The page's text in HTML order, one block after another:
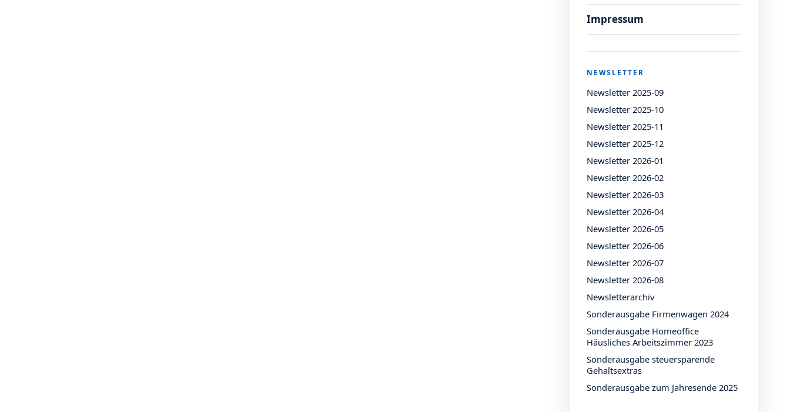
Impressum
NEWSLETTER
Newsletter 2025-09
Newsletter 2025-10
Newsletter 2025-11
Newsletter 2025-12
Newsletter 2026-01
Newsletter 2026-02
Newsletter 2026-03
Newsletter 2026-04
Newsletter 2026-05
Newsletter 2026-06
Newsletter 2026-07
Newsletter 2026-08
Newsletterarchiv
Sonderausgabe Firmenwagen 2024
Sonderausgabe Homeoffice
Häusliches Arbeitszimmer 2023
Sonderausgabe steuersparende
Gehaltsextras
Sonderausgabe zum Jahresende 2025